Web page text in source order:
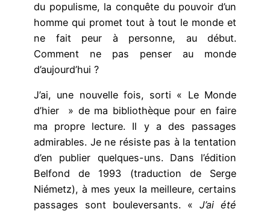
du populisme, la conquête du pouvoir d’un
homme qui promet tout à tout le monde et
ne fait peur à personne, au début.
Comment ne pas penser au monde
d’aujourd’hui ?
J’ai, une nouvelle fois, sorti « Le Monde
d’hier » de ma bibliothèque pour en faire
ma propre lecture. Il y a des passages
admirables. Je ne résiste pas à la tentation
d’en publier quelques-uns. Dans l’édition
Belfond de 1993 (traduction de Serge
Niémetz), à mes yeux la meilleure, certains
passages sont bouleversants. « J’ai été